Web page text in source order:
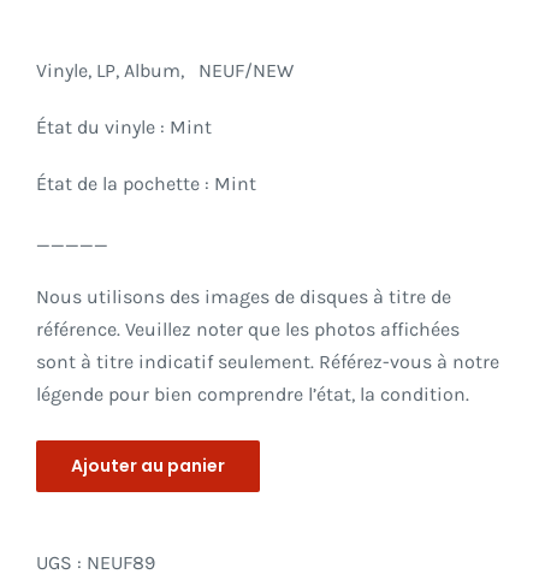
Vinyle, LP, Album, NEUF/NEW
État du vinyle : Mint
État de la pochette : Mint
_____
Nous utilisons des images de disques à titre de
référence. Veuillez noter que les photos affichées
sont à titre indicatif seulement. Référez-vous à notre
légende pour bien comprendre l’état, la condition.
Ajouter au panier
UGS : NEUF89